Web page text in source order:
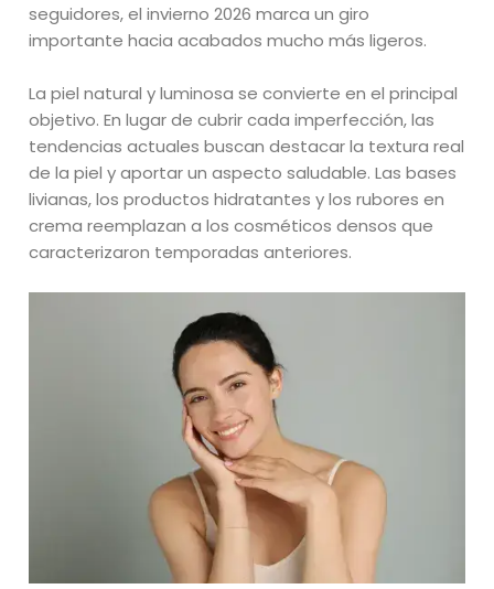
seguidores, el invierno 2026 marca un giro
importante hacia acabados mucho más ligeros.
La piel natural y luminosa se convierte en el principal
objetivo. En lugar de cubrir cada imperfección, las
tendencias actuales buscan destacar la textura real
de la piel y aportar un aspecto saludable. Las bases
livianas, los productos hidratantes y los rubores en
crema reemplazan a los cosméticos densos que
caracterizaron temporadas anteriores.